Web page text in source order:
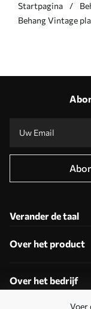
Voer
Startpagina
Behang Vintage
Verander de taal
Over het product
Over het bedrijf